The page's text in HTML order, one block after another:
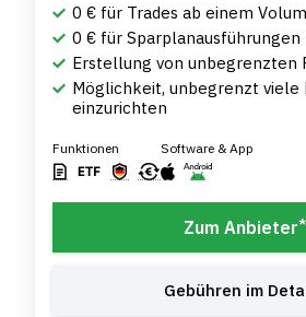
0 € für Trades ab einem
0 € für Sparplanausführungen
Erstellung von unbegrenzten
Möglichkeit, unbegrenzt viele
einzurichten
Funktionen Software & App
Zum Anbieter*
Gebühren im